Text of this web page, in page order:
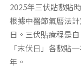
2025年三伏貼敷貼
根據中醫節氣曆法
日。三伏貼療程是
「末伏日」各敷貼
年。